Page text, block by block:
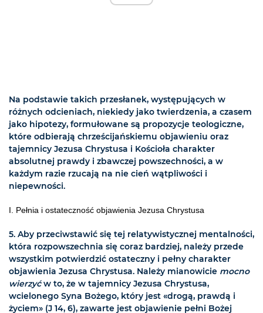
Na podstawie takich przesłanek, występujących w
różnych odcieniach, niekiedy jako twierdzenia, a czasem
jako hipotezy, formułowane są propozycje teologiczne,
które odbierają chrześcijańskiemu objawieniu oraz
tajemnicy Jezusa Chrystusa i Kościoła charakter
absolutnej prawdy i zbawczej powszechności, a w
każdym razie rzucają na nie cień wątpliwości i
niepewności.
I. Pełnia i ostateczność objawienia Jezusa Chrystusa
5. Aby przeciwstawić się tej relatywistycznej mentalności,
która rozpowszechnia się coraz bardziej, należy przede
wszystkim potwierdzić ostateczny i pełny charakter
objawienia Jezusa Chrystusa. Należy mianowicie mocno
wierzyćw to, że w tajemnicy Jezusa Chrystusa,
wcielonego Syna Bożego, który jest «drogą, prawdą i
życiem» (J 14, 6), zawarte jest objawienie pełni Bożej